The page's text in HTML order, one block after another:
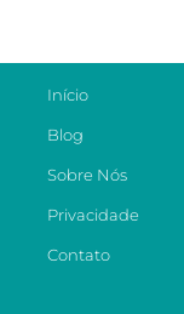
Início
Blog
Sobre Nós
Privacidade
Contato